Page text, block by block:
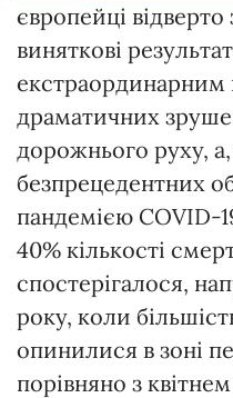
європейці
виняткові
екстраординарним
драматичних
дорожнього руху,
безпрецедентних
пандемією COVID-
40% кількості
спостерігалося,
року, коли
опинилися в зоні
порівняно з